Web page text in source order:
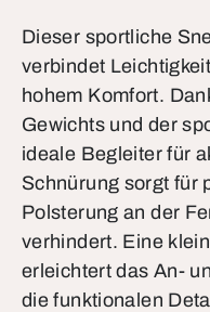
Dieser sportliche
verbindet
hohem Komfort.
Gewichts und der
ideale Begleiter für
Schnürung sorgt für
Polsterung an der
verhindert. Eine
erleichtert das An-
die funktionalen